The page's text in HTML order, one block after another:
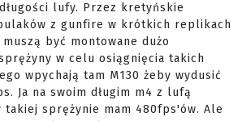
lufy. Przez kretyńskie
z gunfire w krótkich replikach
muszą być montowane dużo
w celu osiągnięcia takich
wpychają tam M130 żeby wydusić
Ja na swoim długim m4 z lufą
takiej sprężynie mam 480fps'ów. Ale